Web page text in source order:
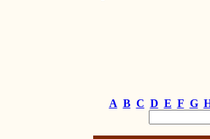
A B C D E F G